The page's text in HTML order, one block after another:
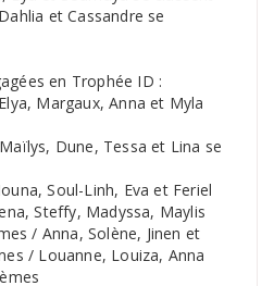
et Cassandre se
en Trophée ID :
Margaux, Anna et Myla
Dune, Tessa et Lina se
Soul-Linh, Eva et Feriel
Steffy, Madyssa, Maylis
/ Anna, Solène, Jinen et
/ Louanne, Louiza, Anna